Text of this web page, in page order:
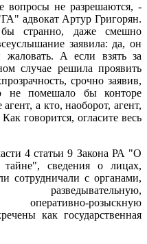
вопросы не разрешаются, -
адвокат Артур Григорян.
странно, даже смешно
заявила: да, он
А если взять за
случае решила проявить
срочно заявив,
помешало бы конторе
а кто, наоборот, агент,
говорится, огласите весь
4 статьи 9 Закона РА "О
тайне", сведения о лицах,
сотрудничали с органами,
розыскную
как государственная